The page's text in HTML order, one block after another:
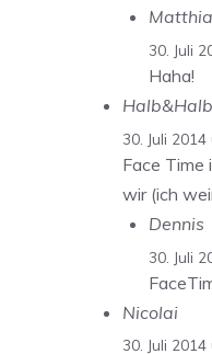
30. Juli
Haha!
Halb&Halb
30. Juli
Face Time
wir (ich
Dennis
30. Juli
Nicolai
30. Juli